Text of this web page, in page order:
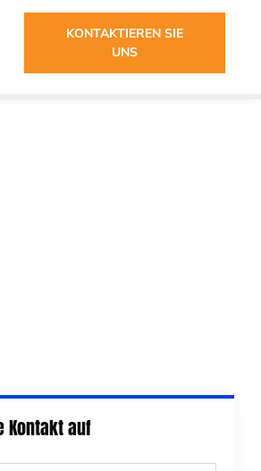
KONTAKTIEREN SIE
UNS
Kontakt auf